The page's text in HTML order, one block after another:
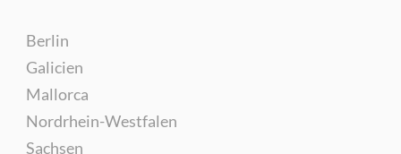
Berlin
Galicien
Mallorca
Nordrhein-Westfalen
Sachsen